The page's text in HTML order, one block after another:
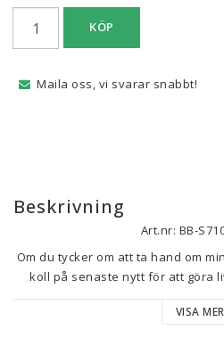
KÖP
Maila oss, vi svarar snabbt!
Beskrivning
Art.nr: BB-
Om du tycker om att ta hand om
koll på senaste nytt för att göra
Knivvässare Livoo DOM394
VISA MER